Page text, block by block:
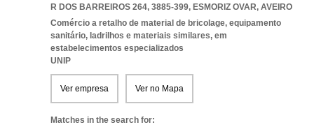
R DOS BARREIROS 264, 3885-399, ESMORIZ OVAR, AVEIRO
Comércio a retalho de material de bricolage, equipamento
sanitário, ladrilhos e materiais similares, em
estabelecimentos especializados
UNIP
Ver empresa Ver no Mapa
Matches in the search for: